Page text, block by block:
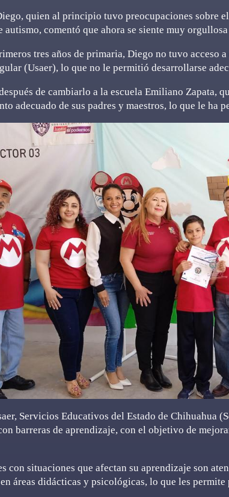
quien al principio tuvo preocupaciones sobre
autismo, comentó que ahora se siente muy
tres años de primaria, Diego no tuvo acceso
(Usaer), lo que no le permitió desarrollarse
de cambiarlo a la escuela Emiliano Zapata,
adecuado de sus padres y maestros, lo que le ha
Servicios Educativos del Estado de Chihuahua
barreras de aprendizaje, con el objetivo de
con situaciones que afectan su aprendizaje son
áreas didácticas y psicológicas, lo que les permite